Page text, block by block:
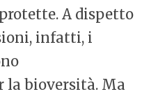
A dispetto
infatti, i
bioversità. Ma